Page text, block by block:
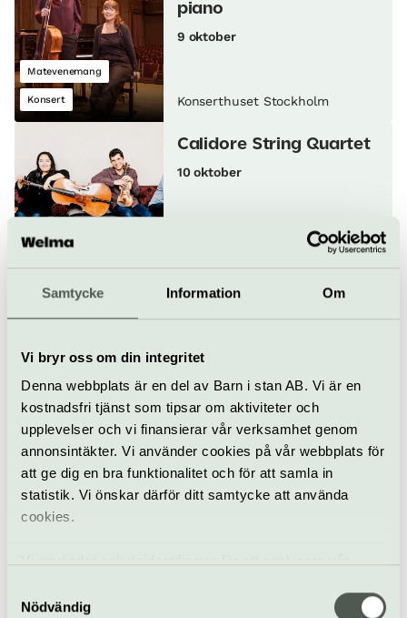
Samtycke Information Om
Vi bryr oss om din integritet
Denna webbplats är en del av Barn i stan AB. Vi är en
kostnadsfri tjänst som tipsar om aktiviteter och
upplevelser och vi finansierar vår verksamhet genom
annonsintäkter. Vi använder cookies på vår webbplats för
att ge dig en bra funktionalitet och för att samla in
statistik. Vi önskar därför ditt samtycke att använda
cookies.
samt tillhandahålla funktioner för sociala medier. Vi
Nödvändig
Matevenemang
Konsert
piano
9 oktober
Konserthuset Stockholm
Calidore String Quartet
10 oktober
Konserthuset Stockholm
Klassiskt Konsert
Orfeus skattkammare –
Stylus Phantasticus
Konserthuset Stockholm
Konsert Opera
Romanser till
nobelpristagare
13 oktober
Konserthuset Stockholm
Mahler och Byström